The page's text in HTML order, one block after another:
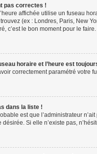
pas correctes !
affichée utilise un fuseau
(ex : Londres, Paris, New
c’est le bon moment pour le faire.
horaire et l’heure est
correctement paramétré votre
dans la liste !
est que l’administrateur
désirée. Si elle n’existe pas,